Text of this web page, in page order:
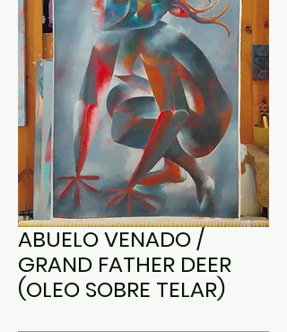
ABUELO VENADO /
GRAND FATHER DEER
(OLEO SOBRE TELAR)